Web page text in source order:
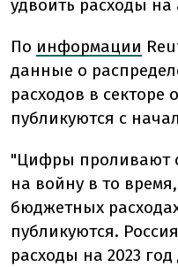
удвоить расходы
По информации
данные о
расходов в
публикуются с
"Цифры проливают
на войну в то
бюджетных
публикуются.
расходы на 2023